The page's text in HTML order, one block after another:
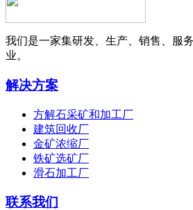
我们是一家集研发、生产、销售、服
业。
解决方案
方解石采矿和加工厂
建筑回收厂
金矿浓缩厂
铁矿选矿厂
滑石加工厂
联系我们